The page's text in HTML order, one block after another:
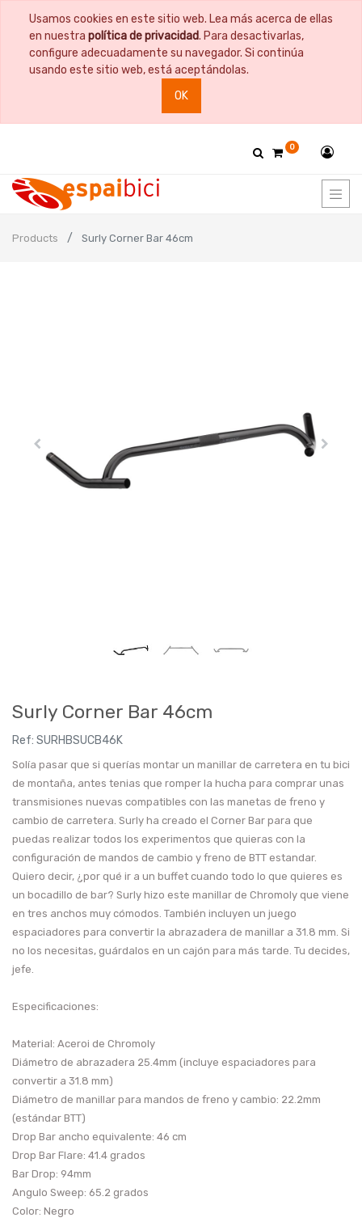
Usamos cookies en este sitio web. Lea más acerca de ellas
en nuestra política de privacidad. Para desactivarlas,
configure adecuadamente su navegador. Si continúa
usando este sitio web, está aceptándolas.
OK
0
Products Surly Corner Bar 46cm
Surly Corner Bar 46cm
Ref: SURHBSUCB46K
Solía ​​pasar que si querías montar un manillar de carretera en tu bici
de montaña, antes tenias que romper la hucha para comprar unas
transmisiones nuevas compatibles con las manetas de freno y
cambio de carretera. Surly ha creado el Corner Bar para que
puedas realizar todos los experimentos que quieras con la
configuración de mandos de cambio y freno de BTT estandar.
Quiero decir, ¿por qué ir a un buffet cuando todo lo que quieres es
un bocadillo de bar? Surly hizo este manillar de Chromoly que viene
en tres anchos muy cómodos. También incluyen un juego
espaciadores para convertir la abrazadera de manillar a 31.8 mm. Si
no los necesitas, guárdalos en un cajón para más tarde. Tu decides,
jefe.
Especificaciones:
Material: Aceroi de Chromoly
Diámetro de abrazadera 25.4mm (incluye espaciadores para
convertir a 31.8 mm)
Diámetro de manillar para mandos de freno y cambio: 22.2mm
(estándar BTT)
Drop Bar ancho equivalente: 46 cm
Drop Bar Flare: 41.4 grados
Bar Drop: 94mm
Angulo Sweep: 65.2 grados
Color: Negro